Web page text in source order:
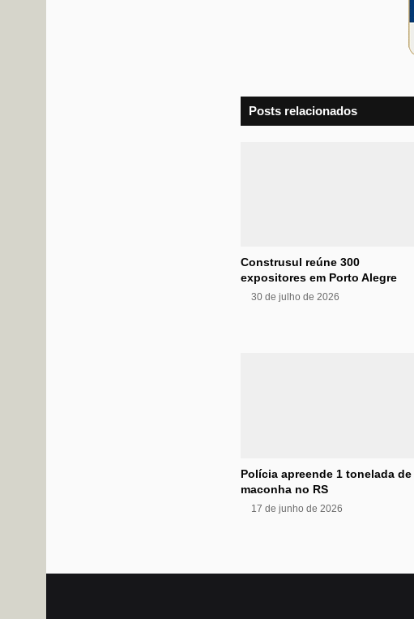
Posts relacionados
Construsul reúne 300
expositores em Porto Alegre
30 de julho de 2026
Polícia apreende 1 tonelada de
maconha no RS
17 de junho de 2026